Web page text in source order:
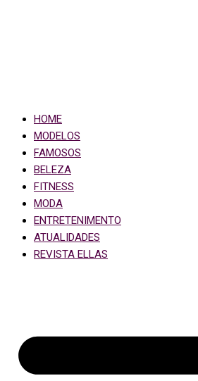
HOME
MODELOS
FAMOSOS
BELEZA
FITNESS
MODA
ENTRETENIMENTO
ATUALIDADES
REVISTA ELLAS